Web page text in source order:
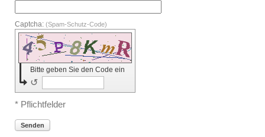
Captcha: (Spam-Schutz-Code)
Bitte geben Sie den Code ein
↺
* Pflichtfelder
Senden